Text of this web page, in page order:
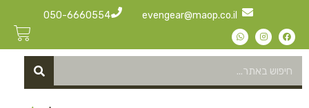
evengear@maop.co.il
050-6660554